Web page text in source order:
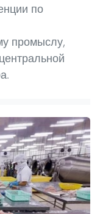
по
промыслу,